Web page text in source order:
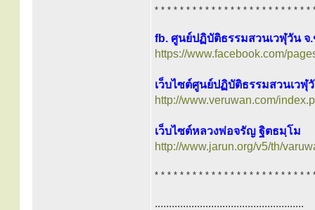
* * * * * * * * * * * * * * * * * * * * * * * * *
fb. ศูนย์ปฏิบัติธรรมสวนเวฬุวัน
https://www.facebook.com/
เว็บไซต์ศูนย์ปฏิบัติธรรมสวนเวฬุ
http://www.veruwan.com/
เว็บไซต์หลวงพ่อจรัญ ฐิตธมฺโม
http://www.jarun.org/v5/th/
* * * * * * * * * * * * * * * * * * * * * * * * *
.....................................................